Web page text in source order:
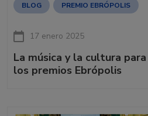
BLOG PREMIO EBRÓPOLIS
17 enero 2025
La música y la cultura
los premios Ebrópolis